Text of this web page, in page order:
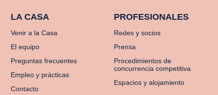
LA CASA
Venir a la Casa
El equipo
Preguntas frecuentes
Empleo y prácticas
Contacto
PROFESIONALES
Redes y socios
Prensa
Procedimientos de
concurrencia competitiva
Espacios y alojamiento